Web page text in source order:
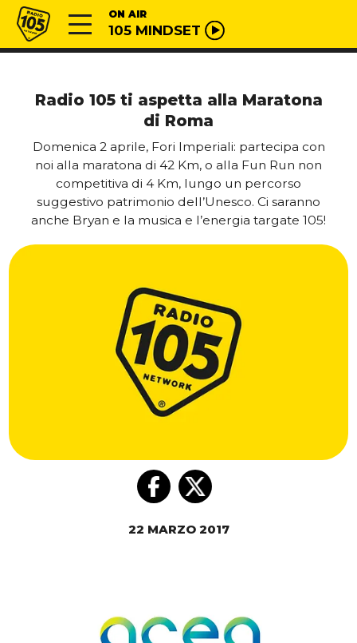
Vai al contenuto
Radio 105 ON AIR
105 MINDSET
Radio 105 ti aspetta alla Maratona
di Roma
Domenica 2 aprile, Fori Imperiali: partecipa con
noi alla maratona di 42 Km, o alla Fun Run non
competitiva di 4 Km, lungo un percorso
suggestivo patrimonio dell’Unesco. Ci saranno
anche Bryan e la musica e l’energia targate 105!
22 MARZO 2017